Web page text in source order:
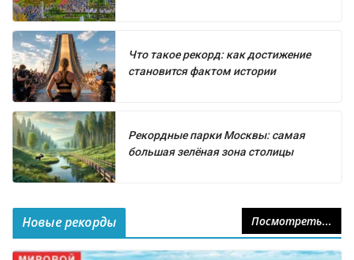
Что такое рекорд: как достижение
становится фактом истории
Рекордные парки Москвы: самая
большая зелёная зона столицы
Новые рекорды Посмотреть...